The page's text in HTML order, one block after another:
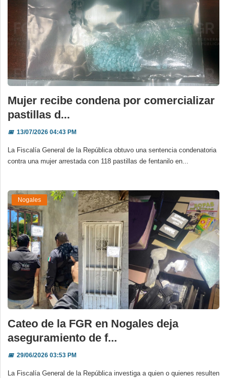
Mujer recibe condena por comercializar
pastillas d...
📅13/07/2026 04:43 PM
La Fiscalía General de la República obtuvo una sentencia condenatoria
contra una mujer arrestada con 118 pastillas de fentanilo en...
Nogales
Cateo de la FGR en Nogales deja
aseguramiento de f...
📅29/06/2026 03:53 PM
La Fiscalía General de la República investiga a quien o quienes resulten